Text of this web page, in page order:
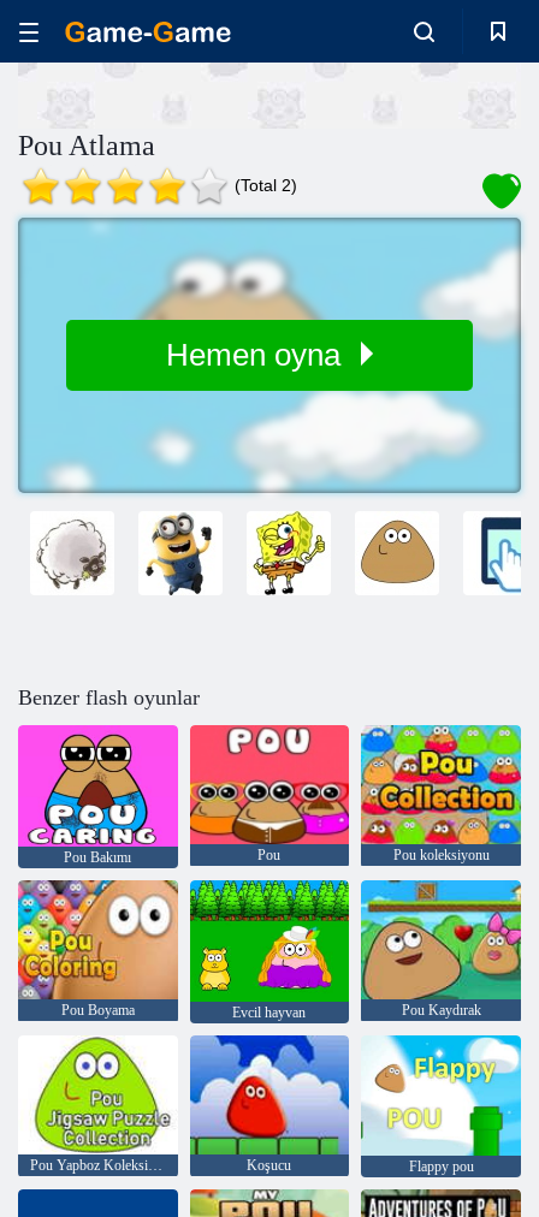
Pou Atlama
(Total 2)
Hemen oyna
Benzer flash oyunlar
Pou Bakımı Pou Pou koleksiyonu
Pou Boyama Evcil hayvan Pou Kaydırak
Pou Yapboz Koleksiyonu Koşucu Flappy pou